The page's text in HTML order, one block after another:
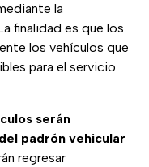
la
finalidad es que los
los vehículos que
para el servicio
serán
padrón vehicular
regresar